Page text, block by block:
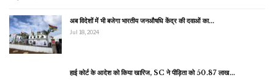
अब विदेशों में भी बजेगा भारतीय जनऔषधि केंद्र की दवाओं का…
Jul 18, 2024
हाई कोर्ट के आदेश को किया खारिज, SC ने पीड़िता को 50.87 लाख…